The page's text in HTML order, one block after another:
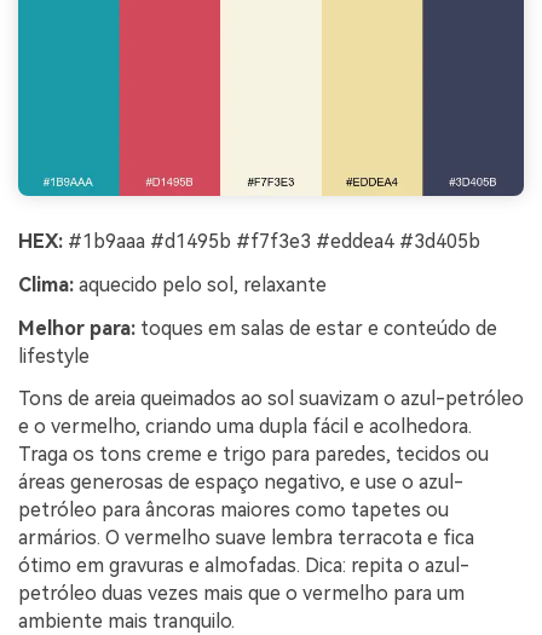
HEX: #1b9aaa #d1495b #f7f3e3 #eddea4 #3d405b
Clima: aquecido pelo sol, relaxante
Melhor para: toques em salas de estar e conteúdo de
lifestyle
Tons de areia queimados ao sol suavizam o azul-petróleo
e o vermelho, criando uma dupla fácil e acolhedora.
Traga os tons creme e trigo para paredes, tecidos ou
áreas generosas de espaço negativo, e use o azul-
petróleo para âncoras maiores como tapetes ou
armários. O vermelho suave lembra terracota e fica
ótimo em gravuras e almofadas. Dica: repita o azul-
petróleo duas vezes mais que o vermelho para um
ambiente mais tranquilo.